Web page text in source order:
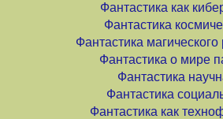
Фантастика как
Фантастика
Фантастика
Фантастика о мире
Фантастика
Фантастика
Фантастика как